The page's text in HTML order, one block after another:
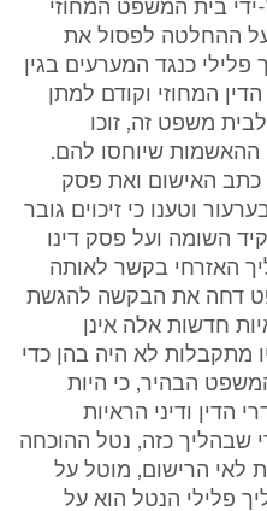
בית המשפט המחוזי
ההחלטה לפסול את
כנגד המערעים בגין
המחוזי וקודם למתן
משפט זה, זוכו
ההאשמות שיוחסו להם.
כתב האישום ואת פסק
וטענו כי זיכוים גובר
השומה ועל פסק דינו
האזרחי בקשר לאותה
דחה את הבקשה להגשת
חדשות אלה אינן
מתקבלות לא היה בהן כדי
הבהיר, כי היות
הדין ודיני הראיות
שבהליך כזה, נטל ההוכחה
לאי הרישום, מוטל על
פלילי הנטל הוא על